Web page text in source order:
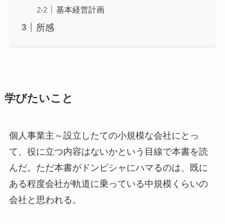
基本経営計画
所感
学びたいこと
個人事業主～設立したての小規模な会社にとっ
て、役に立つ内容はないかという目線で本書を読
んだ。ただ本書がドンピシャにハマるのは、既に
ある程度会社が軌道に乗っている中規模くらいの
会社と思われる。